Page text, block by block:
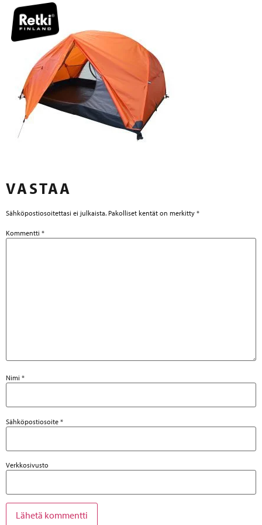
VASTAA
Sähköpostiosoitettasi ei julkaista. Pakolliset kentät on merkitty *
Kommentti *
Nimi *
Sähköpostiosoite *
Verkkosivusto